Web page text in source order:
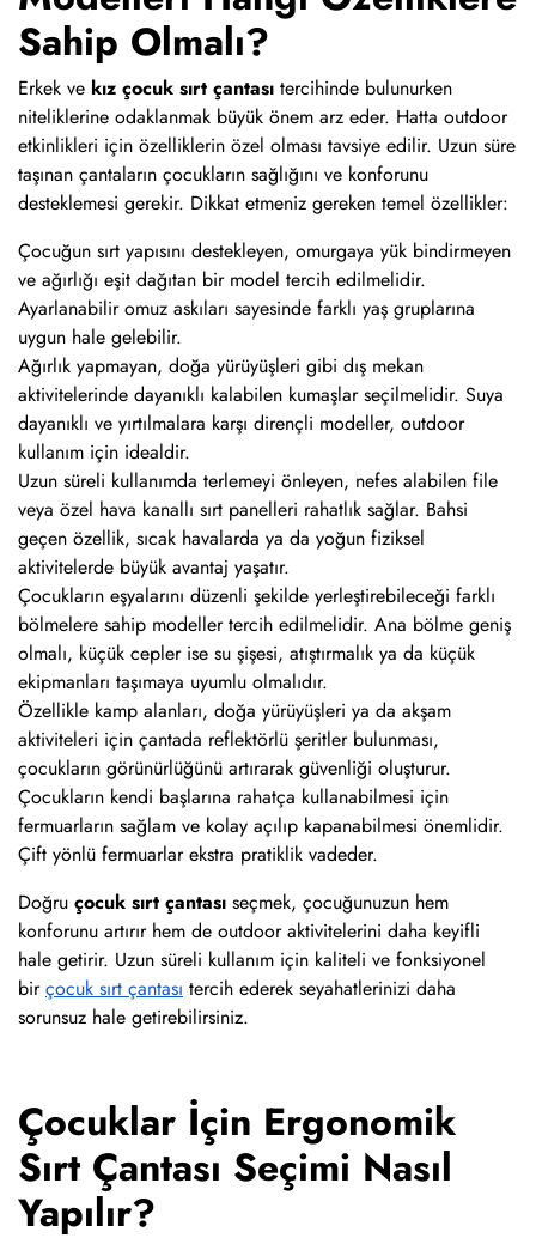
Sahip Olmalı?
Erkek ve kız çocuk sırt çantası tercihinde bulunurken
niteliklerine odaklanmak büyük önem arz eder. Hatta outdoor
etkinlikleri için özelliklerin özel olması tavsiye edilir. Uzun süre
taşınan çantaların çocukların sağlığını ve konforunu
desteklemesi gerekir. Dikkat etmeniz gereken temel özellikler:
Çocuğun sırt yapısını destekleyen, omurgaya yük bindirmeyen
ve ağırlığı eşit dağıtan bir model tercih edilmelidir.
Ayarlanabilir omuz askıları sayesinde farklı yaş gruplarına
uygun hale gelebilir.
Ağırlık yapmayan, doğa yürüyüşleri gibi dış mekan
aktivitelerinde dayanıklı kalabilen kumaşlar seçilmelidir. Suya
dayanıklı ve yırtılmalara karşı dirençli modeller, outdoor
kullanım için idealdir.
Uzun süreli kullanımda terlemeyi önleyen, nefes alabilen file
veya özel hava kanallı sırt panelleri rahatlık sağlar. Bahsi
geçen özellik, sıcak havalarda ya da yoğun fiziksel
aktivitelerde büyük avantaj yaşatır.
Çocukların eşyalarını düzenli şekilde yerleştirebileceği farklı
bölmelere sahip modeller tercih edilmelidir. Ana bölme geniş
olmalı, küçük cepler ise su şişesi, atıştırmalık ya da küçük
ekipmanları taşımaya uyumlu olmalıdır.
Özellikle kamp alanları, doğa yürüyüşleri ya da akşam
aktiviteleri için çantada reflektörlü şeritler bulunması,
çocukların görünürlüğünü artırarak güvenliği oluşturur.
Çocukların kendi başlarına rahatça kullanabilmesi için
fermuarların sağlam ve kolay açılıp kapanabilmesi önemlidir.
Çift yönlü fermuarlar ekstra pratiklik vadeder.
Doğru çocuk sırt çantası seçmek, çocuğunuzun hem
konforunu artırır hem de outdoor aktivitelerini daha keyifli
hale getirir. Uzun süreli kullanım için kaliteli ve fonksiyonel
birçocuk sırt çantası tercih ederek seyahatlerinizi daha
sorunsuz hale getirebilirsiniz.
Çocuklar İçin Ergonomik
Sırt Çantası Seçimi Nasıl
Yapılır?